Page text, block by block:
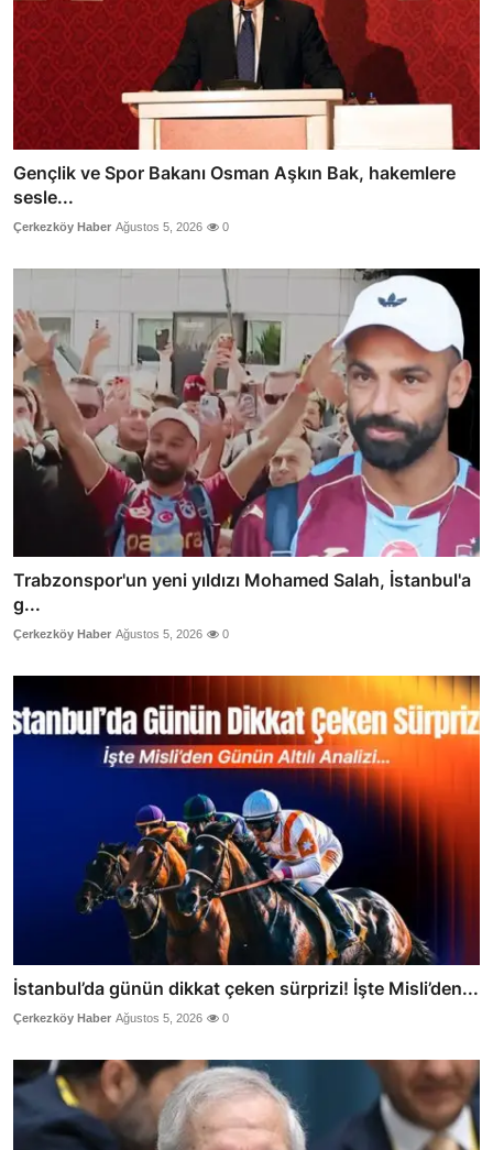
Gençlik ve Spor Bakanı Osman Aşkın Bak, hakemlere
sesle...
Çerkezköy Haber Ağustos 5, 2026 0
Trabzonspor'un yeni yıldızı Mohamed Salah, İstanbul'a
g...
Çerkezköy Haber Ağustos 5, 2026 0
İstanbul’da günün dikkat çeken sürprizi! İşte Misli’den...
Çerkezköy Haber Ağustos 5, 2026 0